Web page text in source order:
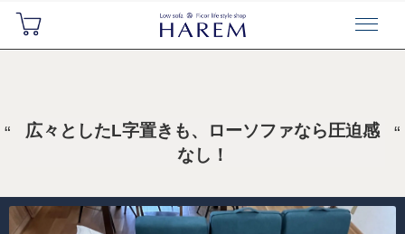
広々としたL字置きも、ローソファなら圧迫感
なし！